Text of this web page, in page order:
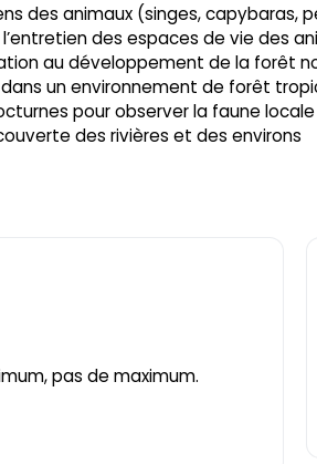
des animaux (singes, capybaras,
des espaces de vie des
au développement de la forêt
un environnement de forêt
pour observer la faune locale
des rivières et des environs
pas de maximum.